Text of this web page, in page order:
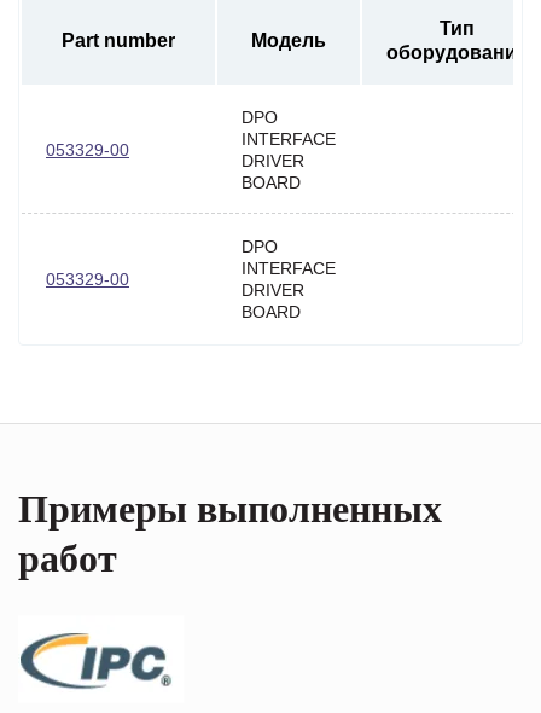
Part number Модель
Тип
оборудования
053329-00
DPO
INTERFACE
DRIVER
BOARD
053329-00
DPO
INTERFACE
DRIVER
BOARD
Примеры выполненных
работ